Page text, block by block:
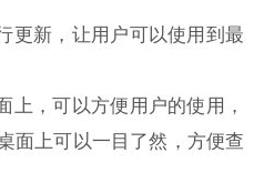
更新，让用户可以使用到最
上，可以方便用户的使用，
面上可以一目了然，方便查